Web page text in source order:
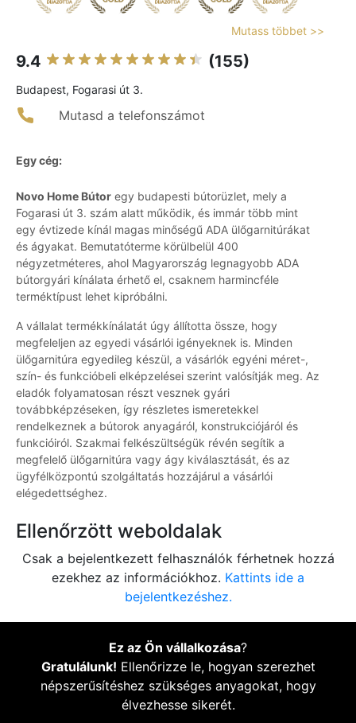
Mutass többet >>
9.4 (155)
Budapest, Fogarasi út 3.
Mutasd a telefonszámot
Egy cég:
Novo Home Bútor egy budapesti bútorüzlet, mely a
Fogarasi út 3. szám alatt működik, és immár több mint
egy évtizede kínál magas minőségű ADA ülőgarnitúrákat
és ágyakat. Bemutatóterme körülbelül 400
négyzetméteres, ahol Magyarország legnagyobb ADA
bútorgyári kínálata érhető el, csaknem harmincféle
terméktípust lehet kipróbálni.
A vállalat termékkínálatát úgy állította össze, hogy
megfeleljen az egyedi vásárlói igényeknek is. Minden
ülőgarnitúra egyedileg készül, a vásárlók egyéni méret-,
szín- és funkcióbeli elképzelései szerint valósítják meg. Az
eladók folyamatosan részt vesznek gyári
továbbképzéseken, így részletes ismeretekkel
rendelkeznek a bútorok anyagáról, konstrukciójáról és
funkcióiról. Szakmai felkészültségük révén segítik a
megfelelő ülőgarnitúra vagy ágy kiválasztását, és az
ügyfélközpontú szolgáltatás hozzájárul a vásárlói
elégedettséghez.
Ellenőrzött weboldalak
Csak a bejelentkezett felhasználók férhetnek hozzá
ezekhez az információkhoz. Kattints ide a
bejelentkezéshez.
Ez az Ön vállalkozása?
Gratulálunk! Ellenőrizze le, hogyan szerezhet
népszerűsítéshez szükséges anyagokat, hogy
élvezhesse sikerét.